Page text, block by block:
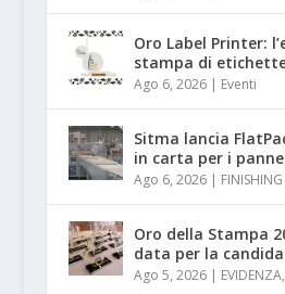
Oro Label Printer:
stampa di
Ago 6, 2026| Eventi
Sitma lancia
in carta per i
Ago 6, 2026| FINISHING
Oro della Stampa
data per la
Ago 5, 2026| EVIDENZA,